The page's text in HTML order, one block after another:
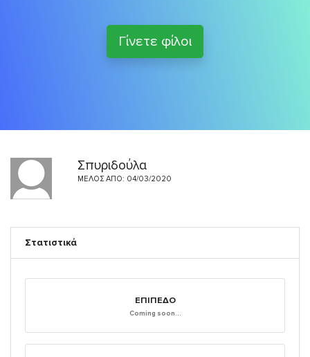
Γίνετε φίλοι
Σπυριδούλα
ΜΈΛΟΣ ΑΠΌ: 04/03/2020
Στατιστικά
ΕΠΊΠΕΔΟ
Coming soon...